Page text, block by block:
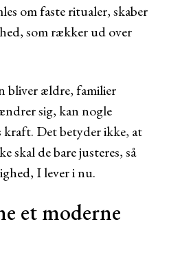
om faste ritualer, skaber
som rækker ud over
bliver ældre, familier
sig, kan nogle
kraft. Det betyder ikke, at
skal de bare justeres, så
I lever i nu.
et moderne